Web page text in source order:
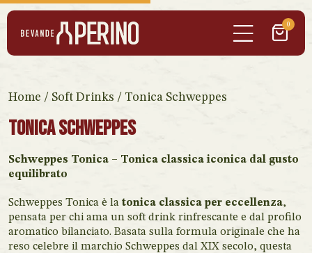
0
Home / Soft Drinks / Tonica Schweppes
Tonica Schweppes
Schweppes Tonica – Tonica classica iconica dal gusto
equilibrato
Schweppes Tonica è la tonica classica per eccellenza,
pensata per chi ama un soft drink rinfrescante e dal profilo
aromatico bilanciato. Basata sulla formula originale che ha
reso celebre il marchio Schweppes dal XIX secolo, questa